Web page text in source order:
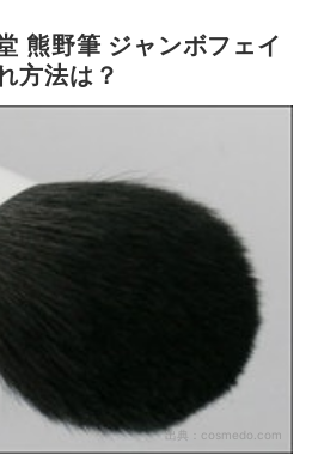
熊野筆 ジャンボフェイ
方法は？
出典： cosmedo.com